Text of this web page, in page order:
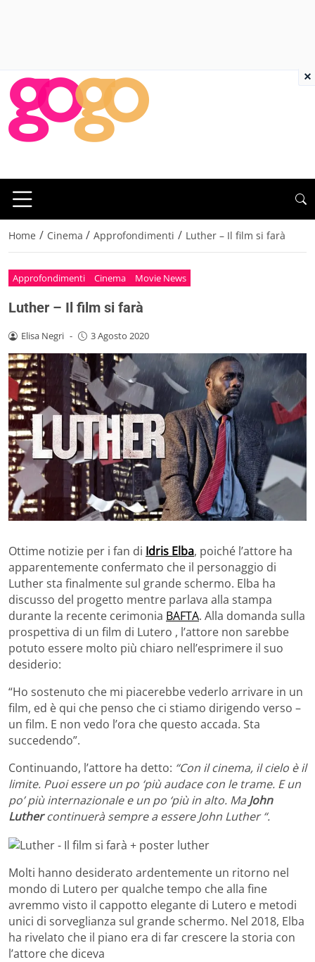
Home / Cinema / Approfondimenti / Luther – Il film si farà
Approfondimenti Cinema Movie News
Luther – Il film si farà
Elisa Negri - 3 Agosto 2020
Ottime notizie per i fan di Idris Elba, poiché l’attore ha
apparentemente confermato che il personaggio di
Luther sta finalmente sul grande schermo. Elba ha
discusso del progetto mentre parlava alla stampa
durante la recente cerimonia BAFTA. Alla domanda sulla
prospettiva di un film di Lutero , l’attore non sarebbe
potuto essere molto più chiaro nell’esprimere il suo
desiderio:
“Ho sostenuto che mi piacerebbe vederlo arrivare in un
film, ed è qui che penso che ci stiamo dirigendo verso –
un film. E non vedo l’ora che questo accada. Sta
succedendo”.
Continuando, l’attore ha detto: “Con il cinema, il cielo è il
limite. Puoi essere un po ‘più audace con le trame. E un
po’ più internazionale e un po ‘più in alto. Ma John
Luthercontinuerà sempre a essere John Luther “.
Molti hanno desiderato ardentemente un ritorno nel
mondo di Lutero per qualche tempo che alla fine
avremmo visto il cappotto elegante di Lutero e metodi
unici di sorveglianza sul grande schermo. Nel 2018, Elba
ha rivelato che il piano era di far crescere la storia con
l’attore che diceva
×